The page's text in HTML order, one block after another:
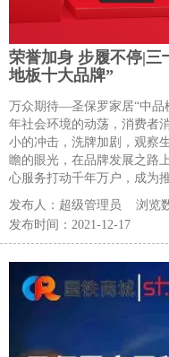
荣誉加身 步履不停|三
地板十大品牌”
万众期待—圣保罗家居“中品
年社会环境的动荡，消费者
小的冲击，洗牌加剧，观察
瞻的眼光，在品牌发展之路
心服务打动千年万户，成为
发布人： 超级管理员 浏览
发布时间： 2021-12-17